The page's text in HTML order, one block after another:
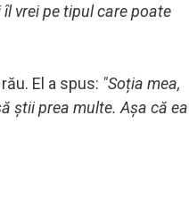
vrei pe tipul care poate
El a spus: "Soția mea,
știi prea multe. Așa că ea